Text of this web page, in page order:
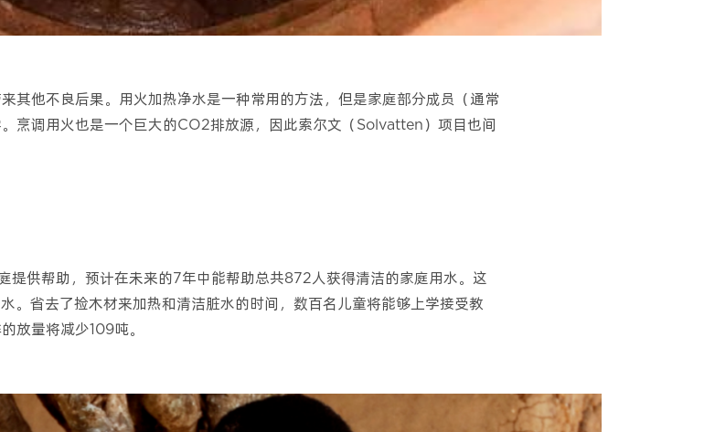
其他不良后果。用火加热净水是一种常用的方法，但是家庭部分成员（通常
烹调用火也是一个巨大的CO2排放源，因此索尔文（Solvatten）项目也间
提供帮助，预计在未来的7年中能帮助总共872人获得清洁的家庭用水。这
。省去了捡木材来加热和清洁脏水的时间，数百名儿童将能够上学接受教
放量将减少109吨。